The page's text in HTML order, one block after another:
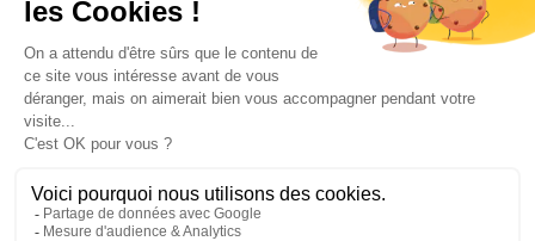
* champ requis
vous envoyer les lettres d'information de la Mairie de
Saint-Aubin-sur-Mer. Vous pouvez à tout moment
utiliser le lien de désabonnement intégré dans la